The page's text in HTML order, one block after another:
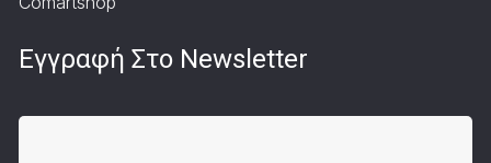
Εγγραφή Στο Newsletter